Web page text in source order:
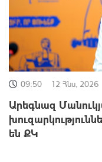
09:50 12 Հնս, 2026
Արեգնազ
են ՔԿ